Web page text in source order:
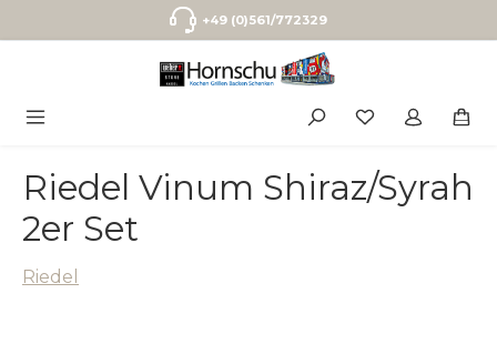
Zum Hauptinhalt springen+49 (0)561/772329
Riedel Vinum Shiraz/Syrah
2er Set
Riedel